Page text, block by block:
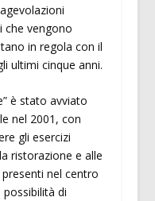
che vengono
in regola con il
ultimi cinque anni.
è stato avviato
nel 2001, con
gli esercizi
ristorazione e alle
nel centro
di